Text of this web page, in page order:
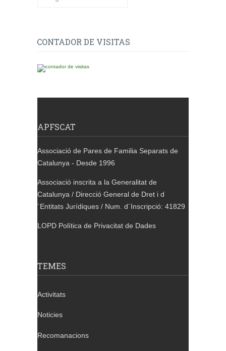
CONTADOR DE VISITAS
APFSCAT
Associació de Pares de Familia Separats de
Catalunya - Desde 1996
Associació inscrita a la Generalitat de
Catalunya / Direcció General de Dret i d
´Entitats Jurídiques / Num. d´Inscripció: 41829
LOPD Política de Privacitat de Dades
TEMES
Activitats
Noticies
Recomanacions